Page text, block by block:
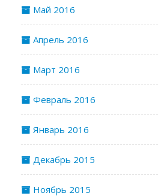
Май 2016
Апрель 2016
Март 2016
Февраль 2016
Январь 2016
Декабрь 2015
Ноябрь 2015